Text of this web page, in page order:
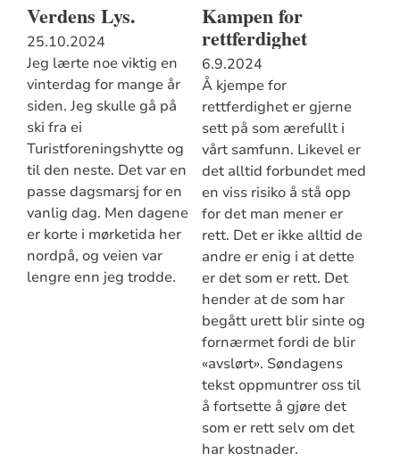
Verdens Lys.
25.10.2024
Jeg lærte noe viktig en
vinterdag for mange år
siden. Jeg skulle gå på
ski fra ei
Turistforeningshytte og
til den neste. Det var en
passe dagsmarsj for en
vanlig dag. Men dagene
er korte i mørketida her
nordpå, og veien var
lengre enn jeg trodde.
Kampen for
rettferdighet
6.9.2024
Å kjempe for
rettferdighet er gjerne
sett på som ærefullt i
vårt samfunn. Likevel er
det alltid forbundet med
en viss risiko å stå opp
for det man mener er
rett. Det er ikke alltid de
andre er enig i at dette
er det som er rett. Det
hender at de som har
begått urett blir sinte og
fornærmet fordi de blir
«avslørt». Søndagens
tekst oppmuntrer oss til
å fortsette å gjøre det
som er rett selv om det
har kostnader.